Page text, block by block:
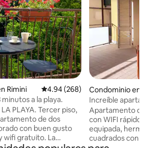
Rimini Calificación promedio: 4.94 de
4.94 (268)
a la playa.
LA PLAYA. Tercer piso,
de dos
con buen gusto
gratuito. La
Condominio en
Increíble
habitaciones con
Apartamento de
con WIFI rápido
equipada,
cuadrados con